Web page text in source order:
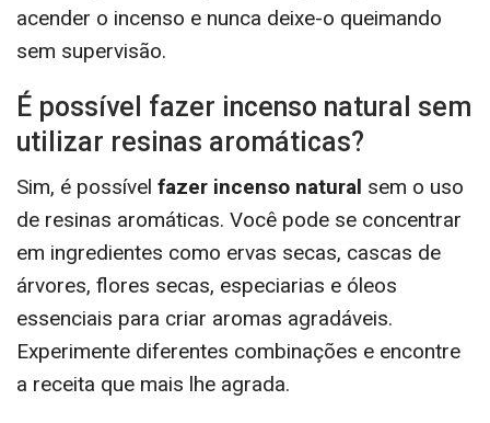
acender o incenso e nunca deixe-o queimando
sem supervisão.
É possível fazer incenso natural sem
utilizar resinas aromáticas?
Sim, é possível fazer incenso natural sem o uso
de resinas aromáticas. Você pode se concentrar
em ingredientes como ervas secas, cascas de
árvores, flores secas, especiarias e óleos
essenciais para criar aromas agradáveis.
Experimente diferentes combinações e encontre
a receita que mais lhe agrada.